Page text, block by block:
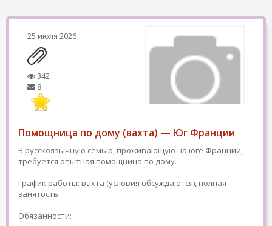
25 июля 2026
342
8
Помощница по дому (вахта) — Юг Франции
В русскоязычную семью, проживающую на юге Франции,
требуется опытная помощница по дому.
График работы: вахта (условия обсуждаются), полная
занятость.
Обязанности: